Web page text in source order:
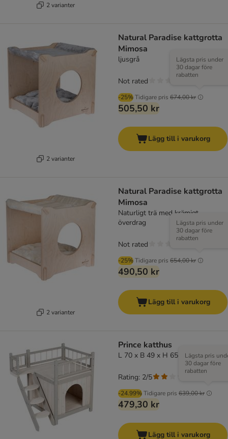
2 varianter
2 varianter
Natural Paradise kattgrotta
Mimosa
ljusgrå
-25%Tidigare pris 674,00 kr
Lägsta pris under
30 dagar före
rabatten
505,50 kr
Not rated
Lägg till i varukorg
2 varianter
Natural Paradise kattgrotta
Mimosa
Naturligt trä med krämigt
överdrag
-25%Tidigare pris 654,00 kr
Lägsta pris under
30 dagar före
rabatten
490,50 kr
Not rated
Lägg till i varukorg
Prince katthus
L 70 x B 49 x H 65 cm
-24.99%Tidigare pris 639,00 kr
Lägsta pris
30 dagar före
rabatten
479,30 kr
Rating: 2/5
Lägg till i varukorg